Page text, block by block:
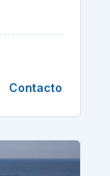
Contacto